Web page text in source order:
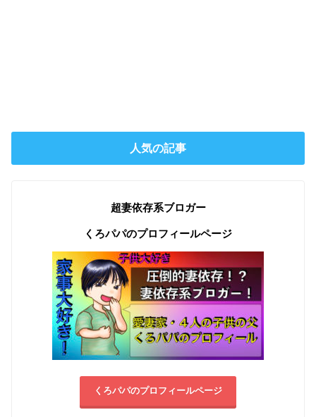
人気の記事
超妻依存系ブロガー
くろパパのプロフィールページ
くろパパのプロフィールページ